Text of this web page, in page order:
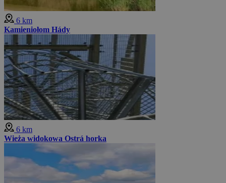
6 km
Kamieniołom Hády
6 km
Wieża widokowa Ostrá horka